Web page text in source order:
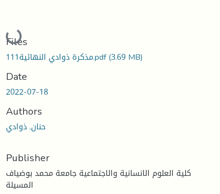
Loading...
Files
مذكرة ذوادي النهائية111.pdf(3.69 MB)
Date
2022-07-18
Authors
حنان, ذوادي
Publisher
كلية العلوم الانسانية والاجتماعية جامعة محمد بوضياف
المسيلة